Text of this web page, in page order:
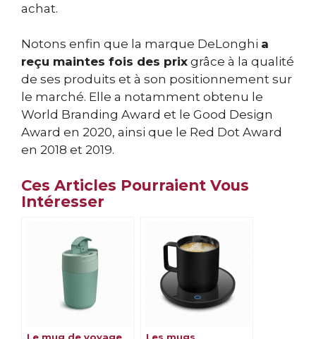
achat.
Notons enfin que la marque DeLonghi a
reçu maintes fois des prix grâce à la qualité
de ses produits et à son positionnement sur
le marché. Elle a notamment obtenu le
World Branding Award et le Good Design
Award en 2020, ainsi que le Red Dot Award
en 2018 et 2019.
Ces Articles Pourraient Vous
Intéresser
Le mug de voyage
Les mugs